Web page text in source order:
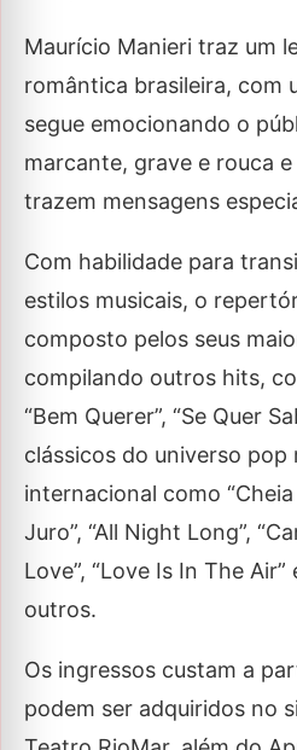
Maurício Manieri traz um
romântica brasileira, com
segue emocionando o
marcante, grave e rouca
trazem mensagens
Com habilidade para
estilos musicais, o
composto pelos seus
compilando outros hits,
“Bem Querer”, “Se Quer
clássicos do universo
internacional como “Cheia
Juro”, “All Night Long”,
Love”, “Love Is In The Air”
outros.
Os ingressos custam a
podem ser adquiridos no